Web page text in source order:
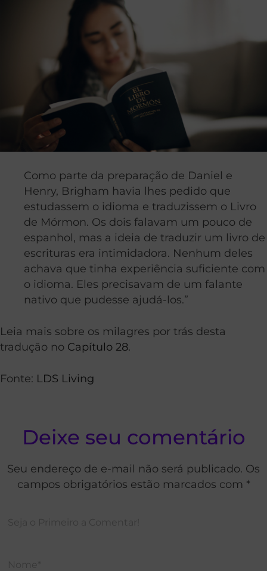
Como parte da preparação de Daniel e
Henry, Brigham havia lhes pedido que
estudassem o idioma e traduzissem o Livro
de Mórmon. Os dois falavam um pouco de
espanhol, mas a ideia de traduzir um livro de
escrituras era intimidadora. Nenhum deles
achava que tinha experiência suficiente com
o idioma. Eles precisavam de um falante
nativo que pudesse ajudá-los.”
Leia mais sobre os milagres por trás desta
tradução no Capítulo 28.
Fonte: LDS Living
Deixe seu comentário
Seu endereço de e-mail não será publicado. Os
campos obrigatórios estão marcados com *